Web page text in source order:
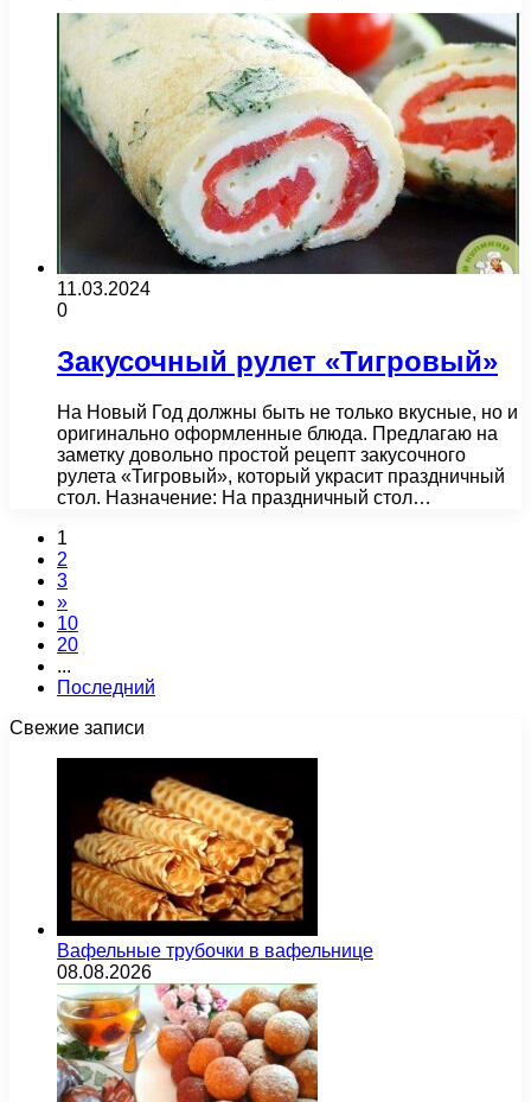
11.03.2024
0
Закусочный рулет «Тигровый»
На Новый Год должны быть не только вкусные, но и
оригинально оформленные блюда. Предлагаю на
заметку довольно простой рецепт закусочного
рулета «Тигровый», который украсит праздничный
стол. Назначение: На праздничный стол…
1
2
3
»
10
20
...
Последний
Свежие записи
Вафельные трубочки в вафельнице
08.08.2026